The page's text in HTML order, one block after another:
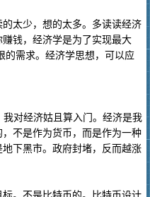
太少，想的太多。多读读经济
钱，经济学是为了实现最大
的需求。经济学思想，可以应
对经济姑且算入门。经济是我
不是作为货币，而是作为一种
下黑市。政府封堵，反而越涨
。不是比特币的。比特币设计